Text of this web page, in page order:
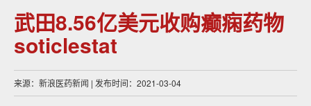
武田8.56亿美元收购癫痫药物
soticlestat
来源：新浪医药新闻 | 发布时间：2021-03-04